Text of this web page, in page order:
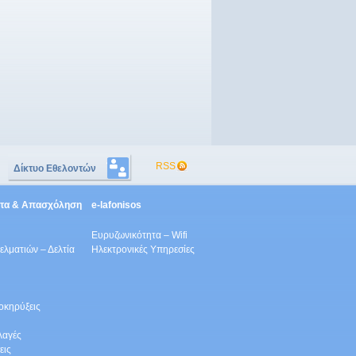
Δίκτυο Εθελοντών RSS
& Απασχόληση
– Δελτία
e-lafonisos
Ευρυζωνικότητα – Wifi
Ηλεκτρονικές Υπηρεσίες